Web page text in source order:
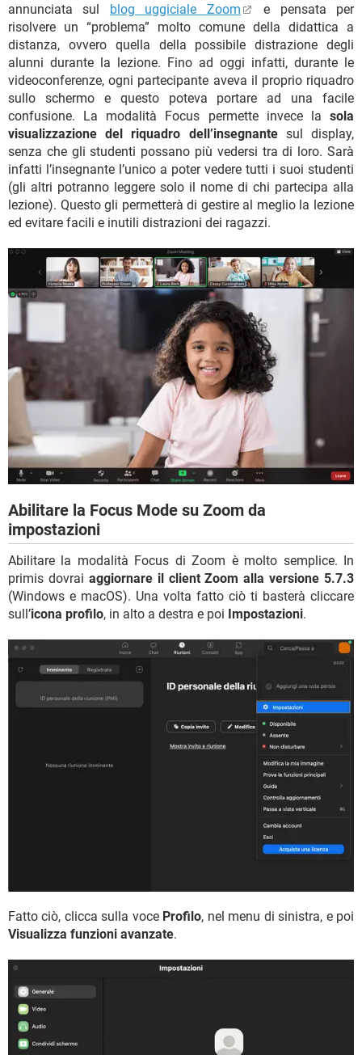
annunciata sul blog uggiciale Zoom
e pensata per
risolvere un “problema” molto comune della didattica a
distanza, ovvero quella della possibile distrazione degli
alunni durante la lezione. Fino ad oggi infatti, durante le
videoconferenze, ogni partecipante aveva il proprio riquadro
sullo schermo e questo poteva portare ad una facile
confusione. La modalità Focus permette invece la sola
visualizzazione del riquadro dell’insegnantesul display,
senza che gli studenti possano più vedersi tra di loro. Sarà
infatti l’insegnante l’unico a poter vedere tutti i suoi studenti
(gli altri potranno leggere solo il nome di chi partecipa alla
lezione). Questo gli permetterà di gestire al meglio la lezione
ed evitare facili e inutili distrazioni dei ragazzi.
Abilitare la Focus Mode su Zoom da
impostazioni
Abilitare la modalità Focus di Zoom è molto semplice. In
primis dovrai aggiornare il client Zoom alla versione 5.7.3
(Windows e macOS). Una volta fatto ciò ti basterà cliccare
sull’icona profilo, in alto a destra e poi Impostazioni.
Fatto ciò, clicca sulla voce Profilo, nel menu di sinistra, e poi
Visualizza funzioni avanzate.